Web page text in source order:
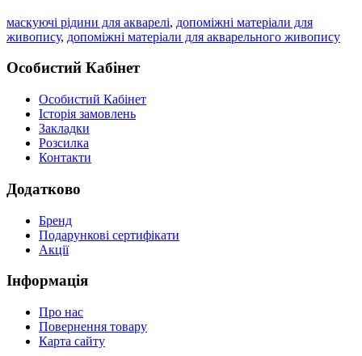
маскуючі рідини для акварелі, допоміжні матеріали для
живопису, допоміжні матеріали для акварельного живопису
Особистий Кабінет
Особистий Кабінет
Історія замовлень
Закладки
Розсилка
Контакти
Додатково
Бренд
Подарункові сертифікати
Акції
Інформація
Про нас
Повернення товару
Карта сайту